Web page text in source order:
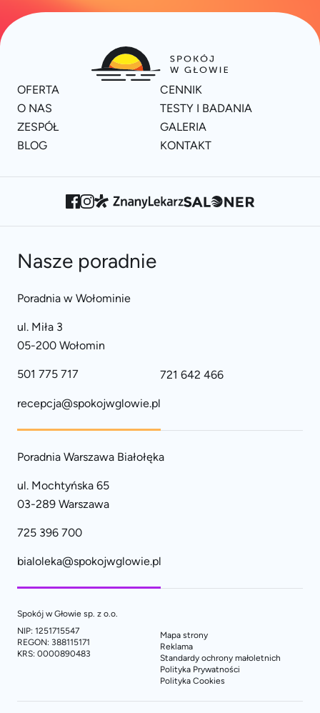
OFERTA
CENNIK
O NAS
TESTY I BADANIA
ZESPÓŁ
GALERIA
BLOG
KONTAKT
Nasze poradnie
Poradnia w Wołominie
ul. Miła 3
05-200 Wołomin
501 775 717 721 642 466
recepcja@spokojwglowie.pl
Poradnia Warszawa Białołęka
ul. Mochtyńska 65
03-289 Warszawa
725 396 700
bialoleka@spokojwglowie.pl
Spokój w Głowie sp. z o.o.
NIP: 1251715547
REGON: 388115171
KRS: 0000890483
Mapa strony
Reklama
Standardy ochrony małoletnich
Polityka Prywatności
Polityka Cookies